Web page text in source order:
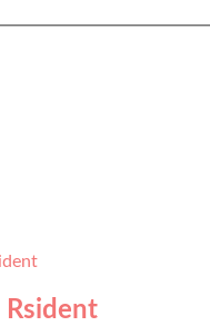
Rsident